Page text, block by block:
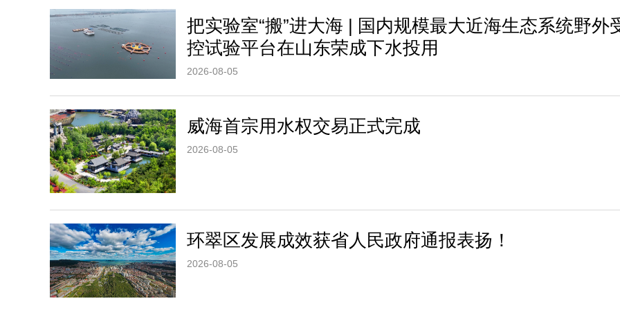
把实验室“搬”进大海 | 国内规模最大近海生态系统野外
控试验平台在山东荣成下水投用
2026-08-05
威海首宗用水权交易正式完成
2026-08-05
环翠区发展成效获省人民政府通报表扬！
2026-08-05